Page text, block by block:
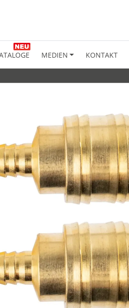
MEDIEN KONTAKT